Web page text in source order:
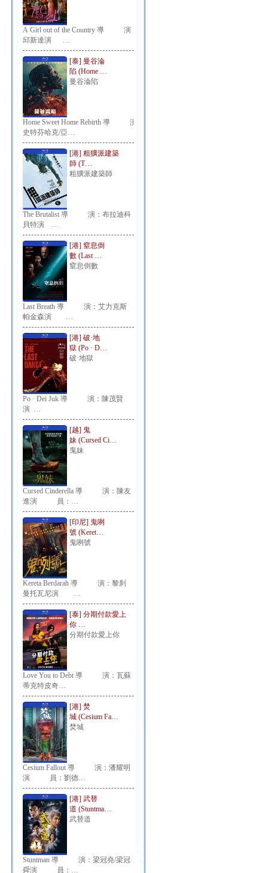
A Girl out of the Country 導 演：
邱新達演 …
[泰] 曼谷淪
陷 (Home …
曼谷淪陷
Home Sweet Home Rebirth 導 演：
史特芬哈克/亞…
[港] 粗獷派建築
師 (T…
粗獷派建築師
The Brutalist 導 演：布拉迪科
貝特演 …
[港] 窒息倒
數 (Last …
窒息倒數
Last Breath 導 演：艾力克斯
帕金森演 …
[港] 破·地
獄 (Po · D…
破·地獄
Po · Dei Juk 導 演：陳茂賢
演 …
[越] 鬼
妹 (Cursed Ci…
鬼妹
Cursed Cinderella 導 演：陳友
進演 員：…
[印尼] 鬼咧
號 (Keret…
鬼咧號
Kereta Berdarah 導 演：黎刹
曼托瓦尼演 …
[泰] 分期付款愛上
你 …
分期付款愛上你
Love You to Debt 導 演：瓦蘇
蒂克特皮奇…
[港] 焚
城 (Cesium Fa…
焚城
Cesium Fallout 導 演：潘耀明
演 員：劉德…
[港] 武替
道 (Stuntma…
武替道
Stuntman 導 演：梁冠堯/梁冠
舜演 員：…